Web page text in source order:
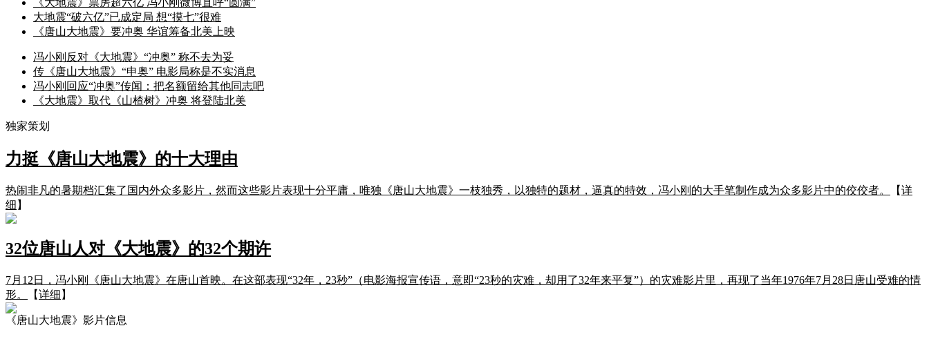
《大地震》票房超六亿 冯小刚微博直呼“圆满”
大地震“破六亿”已成定局 想“摸七”很难
《唐山大地震》要冲奥 华谊筹备北美上映
冯小刚反对《大地震》“冲奥” 称不去为妥
传《唐山大地震》“申奥” 电影局称是不实消息
冯小刚回应“冲奥”传闻：把名额留给其他同志吧
《大地震》取代《山楂树》冲奥 将登陆北美
独家策划
力挺《唐山大地震》的十大理由
热闹非凡的暑期档汇集了国内外众多影片，然而这些影片表现十分平庸，唯独《唐山大地震》一枝独秀，以独特的题材，逼真的特效，冯小刚的大手笔制作成为众多影片中的佼佼者。 【详
细 】
32位唐山人对《大地震》的32个期许
7月12日，冯小刚《唐山大地震》在唐山首映。在这部表现“32年，23秒”（电影海报宣传语，意即“23秒的灾难，却用了32年来平复”）的灾难影片里，再现了当年1976年7月28日唐山受难的情
形。
【详细 】
《唐山大地震》影片信息